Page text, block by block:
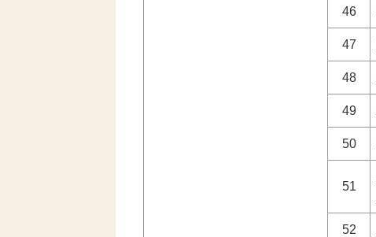
46
47
48
49
50
51
52